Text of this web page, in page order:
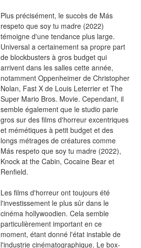
Plus précisément, le succès de Más
respeto que soy tu madre (2022)
témoigne d'une tendance plus large.
Universal a certainement sa propre part
de blockbusters à gros budget qui
arrivent dans les salles cette année,
notamment Oppenheimer de Christopher
Nolan, Fast X de Louis Leterrier et The
Super Mario Bros. Movie. Cependant, il
semble également que le studio parie
gros sur des films d'horreur excentriques
et mémétiques à petit budget et des
longs métrages de créatures comme
Más respeto que soy tu madre (2022),
Knock at the Cabin, Cocaine Bear et
Renfield.
Les films d'horreur ont toujours été
l'investissement le plus sûr dans le
cinéma hollywoodien. Cela semble
particulièrement important en ce
moment, étant donné l'état instable de
l'industrie cinématographique. Le box-